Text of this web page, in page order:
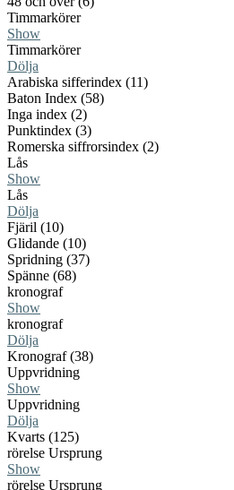
Timmarkörer
Show
Timmarkörer
Dölja
Arabiska sifferindex (11)
Baton Index (58)
Inga index (2)
Punktindex (3)
Romerska siffrorsindex (2)
Lås
Show
Lås
Dölja
Fjäril (10)
Glidande (10)
Spridning (37)
Spänne (68)
kronograf
Show
kronograf
Dölja
Kronograf (38)
Uppvridning
Show
Uppvridning
Dölja
Kvarts (125)
rörelse Ursprung
Show
rörelse Ursprung